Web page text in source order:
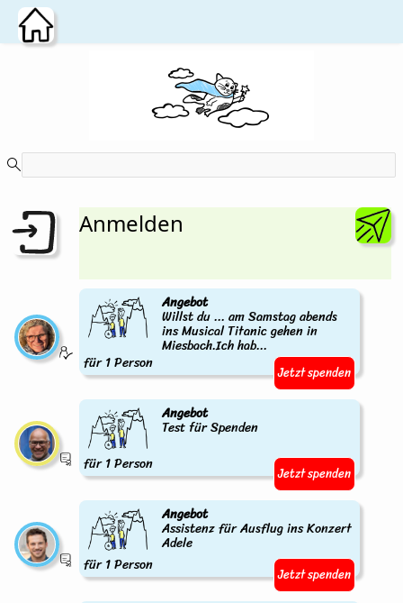
Zum Hauptinhalt wechseln
Anmelden
Angebot
Willst du ... am Samstag abends
ins Musical Titanic gehen in
Miesbach.Ich hab...
für 1 Person Jetzt spenden
Angebot
Test für Spenden
für 1 Person
Jetzt spenden
Angebot
Assistenz für Ausflug ins Konzert
Adele
für 1 Person
Jetzt spenden